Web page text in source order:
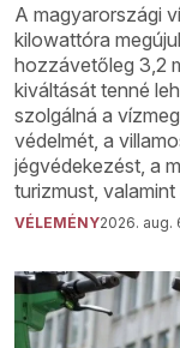
A magyarországi
kilowattóra
hozzávetőleg 3,2
kiváltását tenné
szolgálná a
védelmét, a
jégvédekezést, a
turizmust,
VÉLEMÉNY2026. aug.